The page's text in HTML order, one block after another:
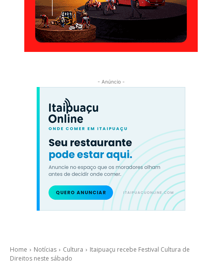
- Anúncio -